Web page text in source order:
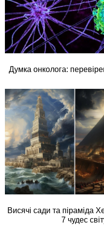
Думка онколога:
Висячі сади та піраміда
7 чудес